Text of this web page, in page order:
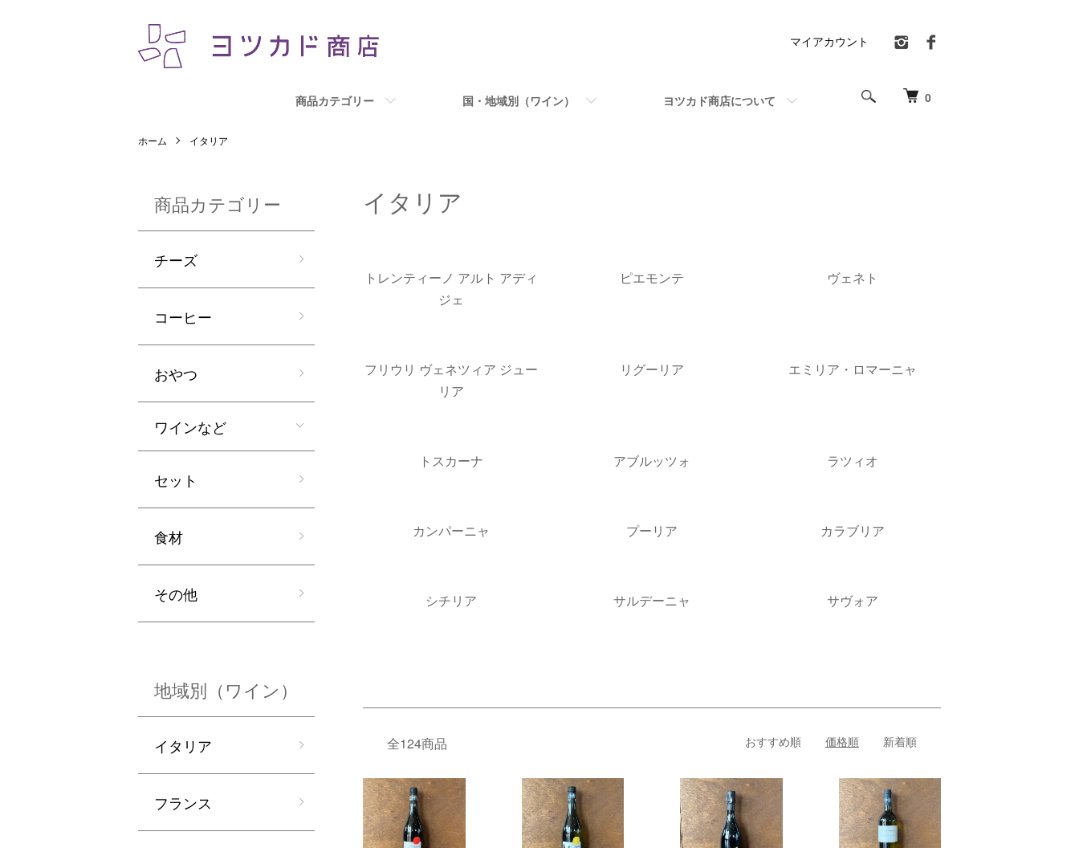
0
商品カテゴリー 国・地域別（ワイン） ヨツカド商店について
マイアカウント
ホーム イタリア
イタリア
トレンティーノ アルト アディ
ジェ
ピエモンテ ヴェネト
フリウリ ヴェネツィア ジュー
リア
リグーリア エミリア・ロマーニャ
トスカーナ アブルッツォ ラツィオ
カンパーニャ プーリア カラブリア
シチリア サルデーニャ サヴォア
全124商品 おすすめ順 価格順 新着順
商品カテゴリー
チーズ
コーヒー
おやつ
ワインなど
セット
食材
その他
地域別（ワイン）
イタリア
フランス